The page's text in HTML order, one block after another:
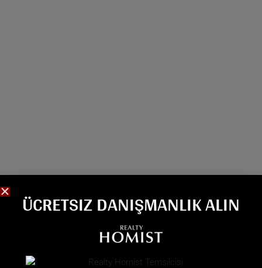
ÜCRETSIZ DANIŞMANLIK ALIN